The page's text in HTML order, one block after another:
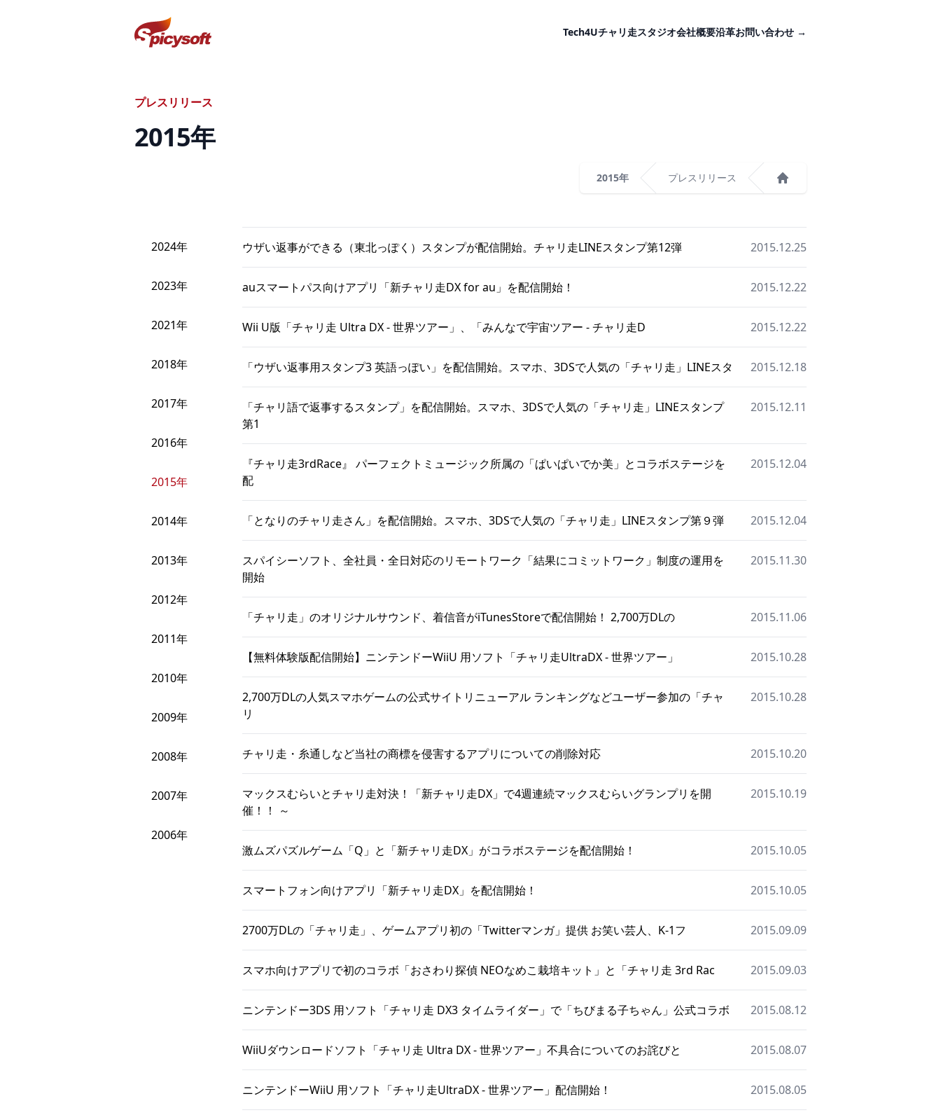
スパイシーソフト株式会社 Tech4Uチャリ走スタジオ会社概要沿革お問い合わせ →
プレスリリース
2015年
2015年 プレスリリース
2024年
2023年
2021年
2018年
2017年
2016年
2015年
2014年
2013年
2012年
2011年
2010年
2009年
2008年
2007年
2006年
ウザい返事ができる（東北っぽく）スタンプが配信開始。チャリ走LINEスタンプ第12弾 2015.12.25
auスマートパス向けアプリ「新チャリ走DX for au」を配信開始！ 2015.12.22
Wii U版「チャリ走 Ultra DX - 世界ツアー」、「みんなで宇宙ツアー - チャリ走D 2015.12.22
「ウザい返事用スタンプ3 英語っぽい」を配信開始。スマホ、3DSで人気の「チャリ走」LINEスタ 2015.12.18
「チャリ語で返事するスタンプ」を配信開始。スマホ、3DSで人気の「チャリ走」LINEスタンプ
第1
2015.12.11
『チャリ走3rdRace』 パーフェクトミュージック所属の「ぱいぱいでか美」とコラボステージを
配
2015.12.04
「となりのチャリ走さん」を配信開始。スマホ、3DSで人気の「チャリ走」LINEスタンプ第９弾 2015.12.04
スパイシーソフト、全社員・全日対応のリモートワーク「結果にコミットワーク」制度の運用を
開始
2015.11.30
「チャリ走」のオリジナルサウンド、着信音がiTunesStoreで配信開始！ 2,700万DLの 2015.11.06
【無料体験版配信開始】ニンテンドーWiiU 用ソフト「チャリ走UltraDX - 世界ツアー」 2015.10.28
2,700万DLの人気スマホゲームの公式サイトリニューアル ランキングなどユーザー参加の「チャ
リ
2015.10.28
チャリ走・糸通しなど当社の商標を侵害するアプリについての削除対応 2015.10.20
マックスむらいとチャリ走対決！「新チャリ走DX」で4週連続マックスむらいグランプリを開
催！！ ～
2015.10.19
激ムズパズルゲーム「Q」と「新チャリ走DX」がコラボステージを配信開始！ 2015.10.05
スマートフォン向けアプリ「新チャリ走DX」を配信開始！ 2015.10.05
2700万DLの「チャリ走」、ゲームアプリ初の「Twitterマンガ」提供 お笑い芸人、K-1フ 2015.09.09
スマホ向けアプリで初のコラボ「おさわり探偵 NEOなめこ栽培キット」と「チャリ走 3rd Rac 2015.09.03
ニンテンドー3DS 用ソフト「チャリ走 DX3 タイムライダー」で「ちびまる子ちゃん」公式コラボ 2015.08.12
WiiUダウンロードソフト「チャリ走 Ultra DX - 世界ツアー」不具合についてのお詫びと 2015.08.07
ニンテンドーWiiU 用ソフト「チャリ走UltraDX - 世界ツアー」配信開始！ 2015.08.05